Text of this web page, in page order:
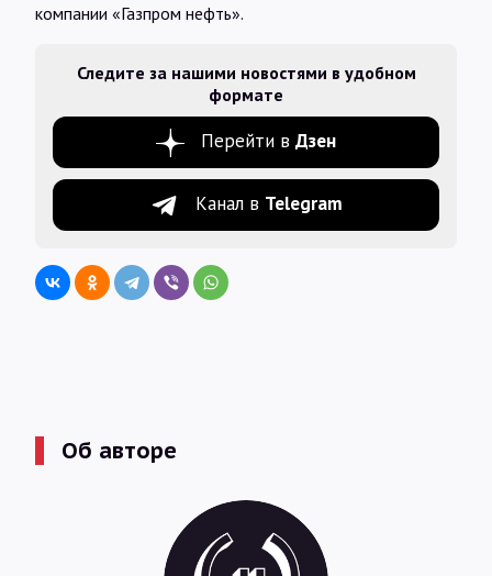
компании «Газпром нефть».
Следите за нашими новостями в удобном
формате
Перейти в Дзен
Канал в Telegram
Об авторе